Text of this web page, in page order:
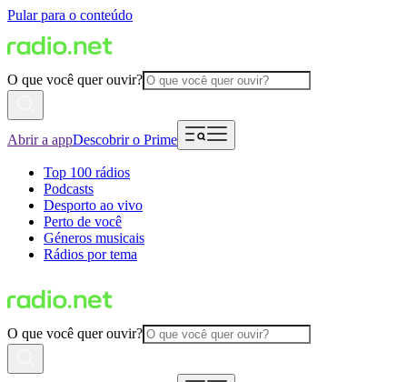
Pular para o conteúdo
O que você quer ouvir?
Abrir a appDescobrir o Prime
Top 100 rádios
Podcasts
Desporto ao vivo
Perto de você
Géneros musicais
Rádios por tema
O que você quer ouvir?